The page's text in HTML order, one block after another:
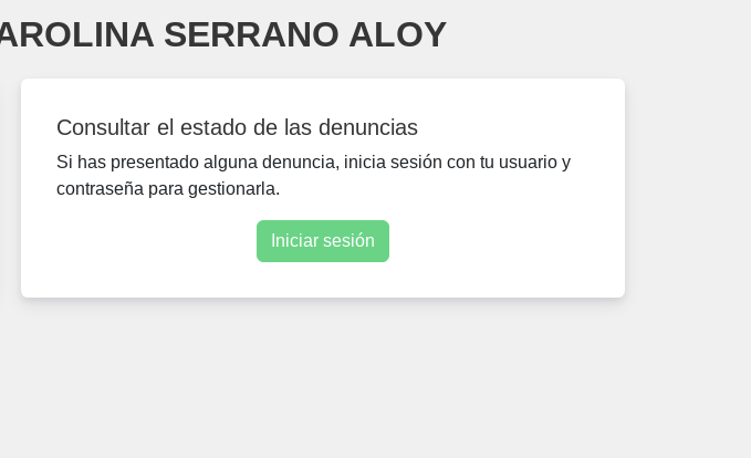
SERRANO ALOY
Consultar el estado de las denuncias
Si has presentado alguna denuncia, inicia sesión con tu usuario y
contraseña para gestionarla.
Iniciar sesión